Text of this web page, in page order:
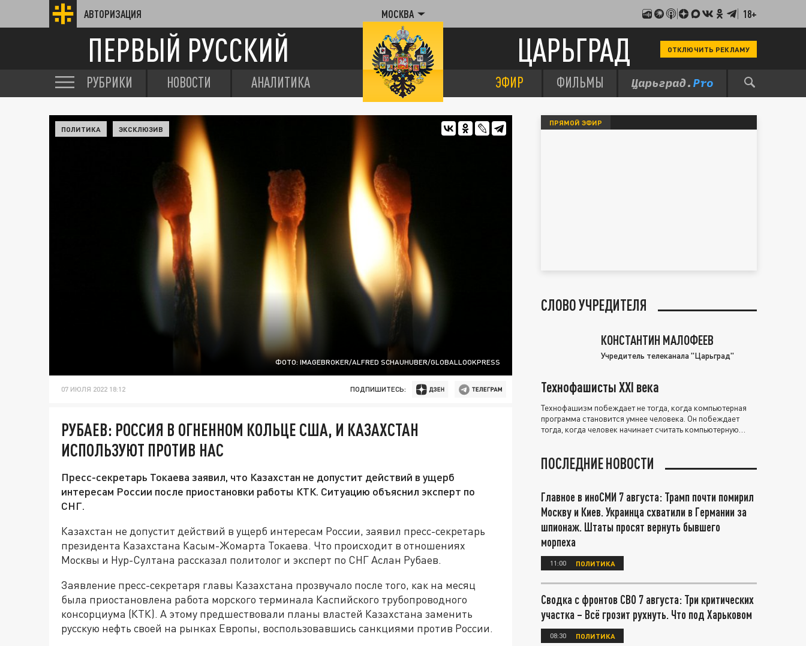
АВТОРИЗАЦИЯ МОСКВА 18+
ПЕРВЫЙ РУССКИЙ ЦАРЬГРАД ОТКЛЮЧИТЬ РЕКЛАМУ
РУБРИКИ НОВОСТИ АНАЛИТИКА ЭФИР ФИЛЬМЫ
ФОТО: IMAGEBROKER/ALFRED SCHAUHUBER/GLOBALLOOKPRESS
ПОЛИТИКА ЭКСКЛЮЗИВ
07 ИЮЛЯ 2022 18:12 ПОДПИШИТЕСЬ:
РУБАЕВ: РОССИЯ В ОГНЕННОМ КОЛЬЦЕ США, И КАЗАХСТАН
ИСПОЛЬЗУЮТ ПРОТИВ НАС
Пресс-секретарь Токаева заявил, что Казахстан не допустит действий в ущерб
интересам России после приостановки работы КТК. Ситуацию объяснил эксперт по
СНГ.
Казахстан не допустит действий в ущерб интересам России, заявил пресс-секретарь
президента Казахстана Касым-Жомарта Токаева. Что происходит в отношениях
Москвы и Нур-Султана рассказал политолог и эксперт по СНГ Аслан Рубаев.
Заявление пресс-секретаря главы Казахстана прозвучало после того, как на месяц
была приостановлена работа морского терминала Каспийского трубопроводного
консорциума (КТК). А этому предшествовали планы властей Казахстана заменить
русскую нефть своей на рынках Европы, воспользовавшись санкциями против России.
ПРЯМОЙ ЭФИР
СЛОВО УЧРЕДИТЕЛЯ
КОНСТАНТИН МАЛОФЕЕВ
Учредитель телеканала "Царьград"
Технофашисты XXI века
Технофашизм побеждает не тогда, когда компьютерная
программа становится умнее человека. Он побеждает
тогда, когда человек начинает считать компьютерную
ПОСЛЕДНИЕ НОВОСТИ
Главное в иноСМИ 7 августа: Трамп почти помирил
Москву и Киев. Украинца схватили в Германии за
шпионаж. Штаты просят вернуть бывшего
морпеха
11:00 ПОЛИТИКА
Сводка с фронтов СВО 7 августа: Три критических
участка – Всё грозит рухнуть. Что под Харьковом
08:30 ПОЛИТИКА